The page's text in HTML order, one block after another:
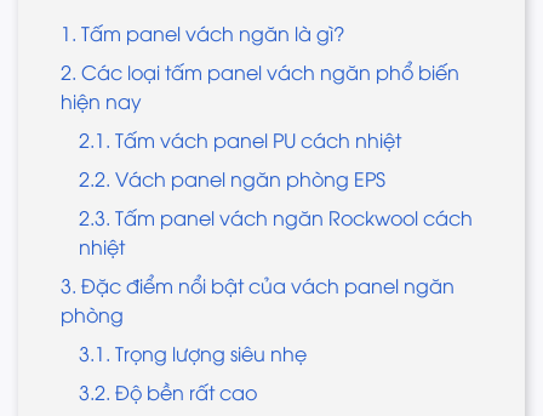
1. Tấm panel vách ngăn là gì?
2. Các loại tấm panel vách ngăn phổ biến
hiện nay
2.1. Tấm vách panel PU cách nhiệt
2.2. Vách panel ngăn phòng EPS
2.3. Tấm panel vách ngăn Rockwool cách
nhiệt
3. Đặc điểm nổi bật của vách panel ngăn
phòng
3.1. Trọng lượng siêu nhẹ
3.2. Độ bền rất cao